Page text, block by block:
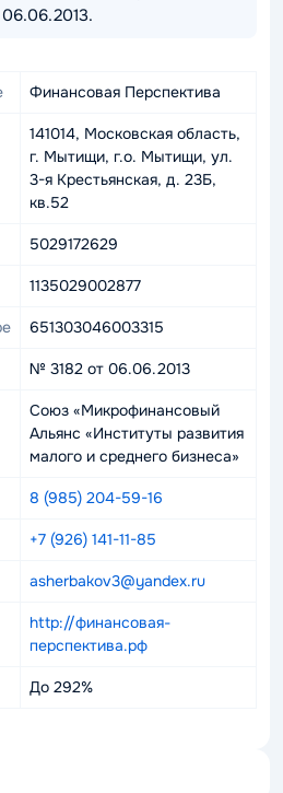
Финансовая Перспектива
141014, Московская область,
г. Мытищи, г.о. Мытищи, ул.
3-я Крестьянская, д. 23Б,
кв.52
5029172629
1135029002877
651303046003315
№ 3182 от 06.06.2013
Союз «Микрофинансовый
Альянс «Институты развития
малого и среднего бизнеса»
8 (985) 204-59-16
+7 (926) 141-11-85
asherbakov3@yandex.ru
http://финансовая-
перспектива.рф
До 292%